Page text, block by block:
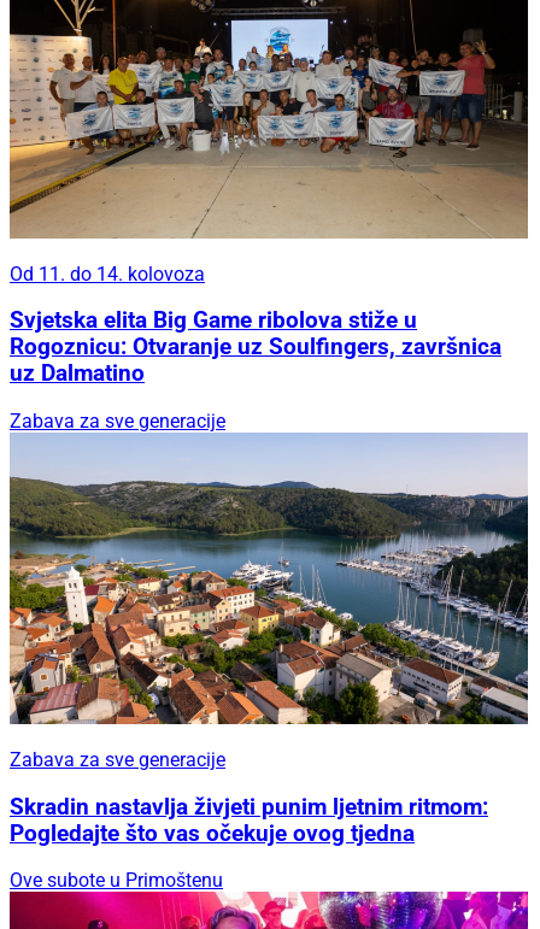
Od 11. do 14. kolovoza
Svjetska elita Big Game ribolova stiže u
Rogoznicu: Otvaranje uz Soulfingers, završnica
uz Dalmatino
Zabava za sve generacije
Zabava za sve generacije
Skradin nastavlja živjeti punim ljetnim ritmom:
Pogledajte što vas očekuje ovog tjedna
Ove subote u Primoštenu